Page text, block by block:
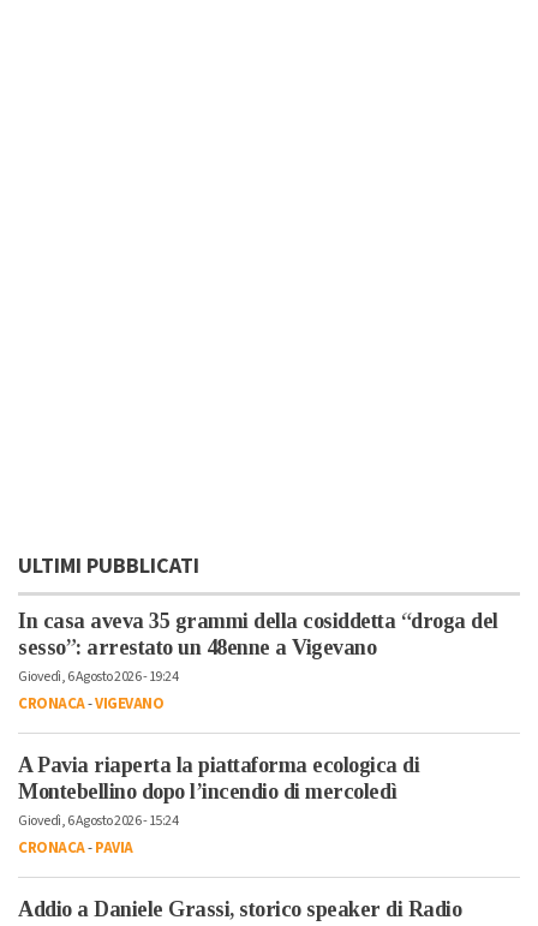
ULTIMI PUBBLICATI
In casa aveva 35 grammi della cosiddetta “droga del
sesso”: arrestato un 48enne a Vigevano
Giovedì, 6 Agosto 2026 - 19:24
CRONACA-VIGEVANO
A Pavia riaperta la piattaforma ecologica di
Montebellino dopo l’incendio di mercoledì
Giovedì, 6 Agosto 2026 - 15:24
CRONACA-PAVIA
Addio a Daniele Grassi, storico speaker di Radio